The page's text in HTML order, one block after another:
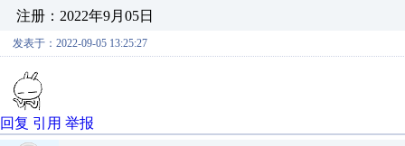
注册：2022年9月05日
发表于：2022-09-05 13:25:27
回复 引用 举报